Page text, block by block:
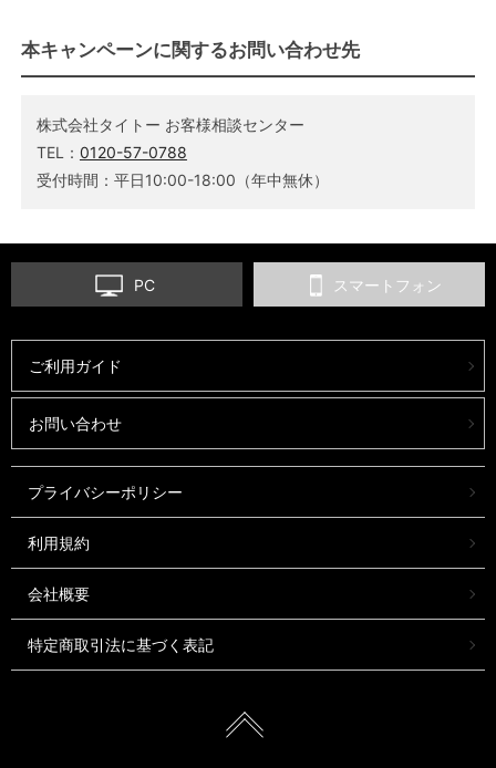
本キャンペーンに関するお問い合わせ先
株式会社タイトー お客様相談センター
TEL： 0120-57-0788
受付時間：平日10:00-18:00（年中無休）
PC スマートフォン
ご利用ガイド
お問い合わせ
プライバシーポリシー
利用規約
会社概要
特定商取引法に基づく表記